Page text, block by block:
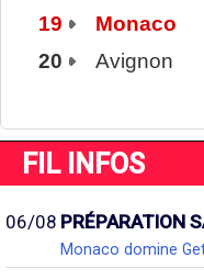
19
Monaco
20
Avignon
FIL INFOS
06/08 PRÉPARATION
Monaco domine